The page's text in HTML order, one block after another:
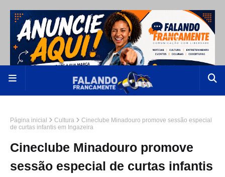
Página inicial Cultura
Cineclube Minadouro promove sessão especial
de curtas infantis em Ingazeira
Cineclube Minadouro promove
sessão especial de curtas infantis